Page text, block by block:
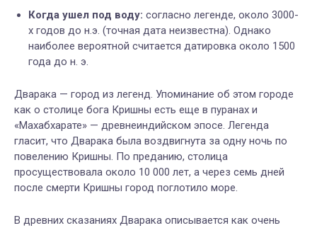
Когда ушел под воду: согласно легенде, около 3000-
х годов до н.э. (точная дата неизвестна). Однако
наиболее вероятной считается датировка около 1500
года до н. э.
Дварака — город из легенд. Упоминание об этом городе
как о столице бога Кришны есть еще в пуранах и
«Махабхарате» — древнеиндийском эпосе. Легенда
гласит, что Дварака была воздвигнута за одну ночь по
повелению Кришны. По преданию, столица
просуществовала около 10 000 лет, а через семь дней
после смерти Кришны город поглотило море.
В древних сказаниях Дварака описывается как очень